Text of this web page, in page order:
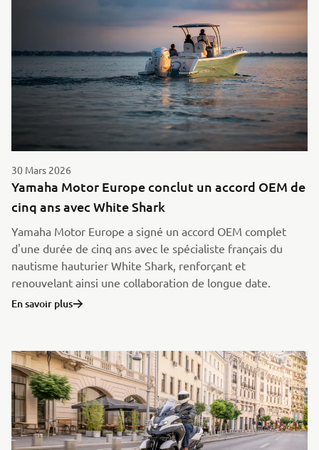
30 Mars 2026
Yamaha Motor Europe conclut un accord OEM de
cinq ans avec White Shark
Yamaha Motor Europe a signé un accord OEM complet
d'une durée de cinq ans avec le spécialiste français du
nautisme hauturier White Shark, renforçant et
renouvelant ainsi une collaboration de longue date.
En savoir plus